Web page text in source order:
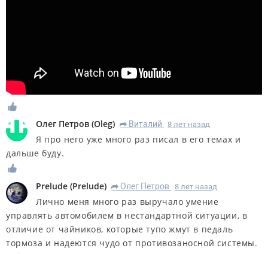
Олег Петров (Oleg) R Виталий 8 лет назад
Я про него уже много раз писал в его темах и
дальше буду.
Prelude (Prelude) R Олег Петров 8 лет назад
Лично меня много раз выручало умение
управлять автомобилем в нестандартной ситуации, в
отличие от чайников, которые тупо жмут в педаль
тормоза и надеются чудо от противозаносной системы.